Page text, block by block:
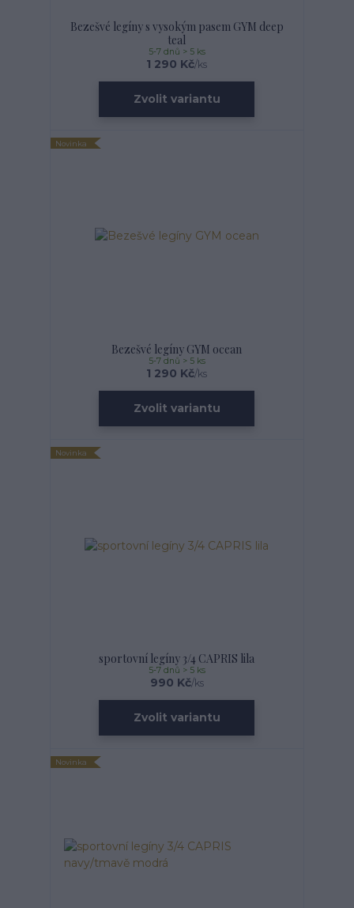
Bezešvé legíny s vysokým pasem GYM deep
teal
1 290 Kč/ks
5-7 dnů > 5 ks
Zvolit variantu
Novinka
Bezešvé legíny GYM ocean
1 290 Kč/ks
5-7 dnů > 5 ks
Zvolit variantu
Novinka
sportovní legíny 3/4 CAPRIS lila
990 Kč/ks
5-7 dnů > 5 ks
Zvolit variantu
Novinka